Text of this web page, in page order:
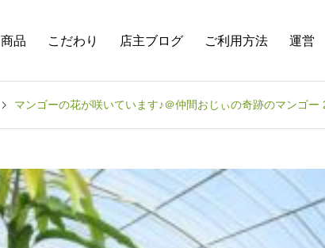
商品 こだわり 店主ブログ ご利用方法 運営
マンゴーの花が咲いています♪＠仲間おじぃの奇跡のマンゴー